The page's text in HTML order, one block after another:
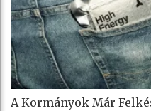
A Kormányok Már